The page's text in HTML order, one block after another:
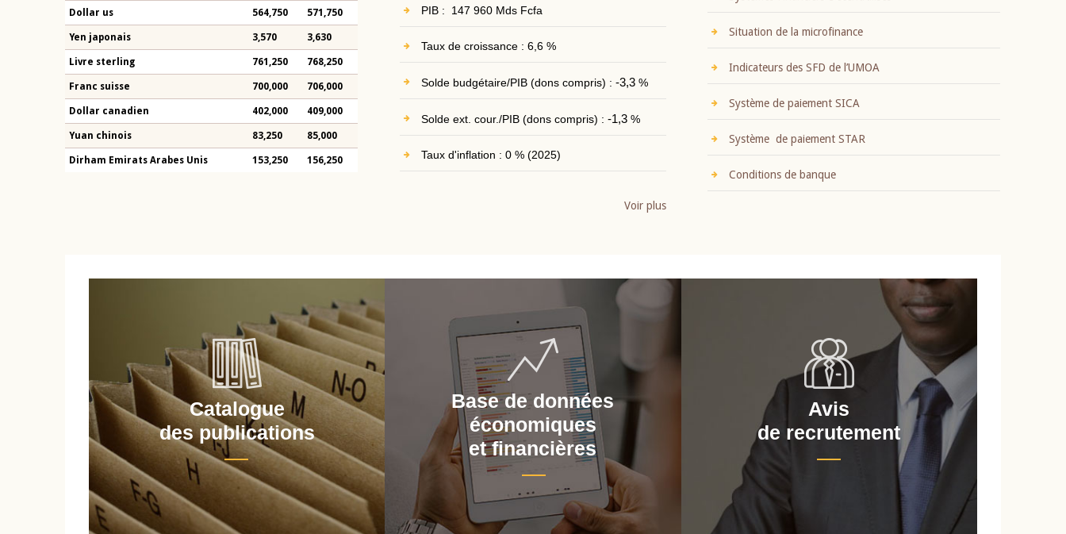
Dollar us 564,750 571,750
Yen japonais 3,570 3,630
Livre sterling 761,250 768,250
Franc suisse 700,000 706,000
Dollar canadien 402,000 409,000
Yuan chinois 83,250 85,000
Dirham Emirats Arabes Unis 153,250 156,250
PIB : 147 960 Mds Fcfa
Taux de croissance : 6,6 %
Solde budgétaire/PIB (dons compris) : -3,3%
Solde ext. cour./PIB (dons compris) : -1,3%
Taux d'inflation : 0 % (2025)
Voir plus
Situation de la microfinance
Indicateurs des SFD de l’UMOA
Système de paiement SICA
Système de paiement STAR
Conditions de banque
Catalogue
des publications
Base de données
économiques
et financières
Avis
de recrutement